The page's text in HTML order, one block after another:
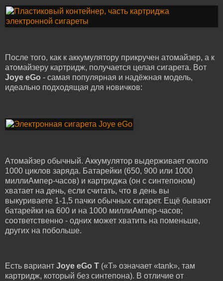
После того, как к аккумулятору прикручен атомайзер, а к
атомайзеру картридж, получается целая сигарета. Вот
Joye eGo - самая популярная и надёжная модель,
идеально подходящая для новичков:
Атомайзер обычный. Аккумулятор выдерживает около
1000 циклов заряда. Батарейки (650, 900 или 1000
миллиАмпер-часов) и картриджа (он с синтепоном)
хватает на день, если считать, что в день вы
выкуриваете 1-1,5 пачки обычных сигарет. Ещё бывают
батарейки на 600 и на 1000 миллиАмпер-часов;
соответственно - одних может хватить на поменьше,
других на побольше.
Есть вариант Joye eGo T («Т» означает «tank», там
картридж, который без синтепона). В отличие от